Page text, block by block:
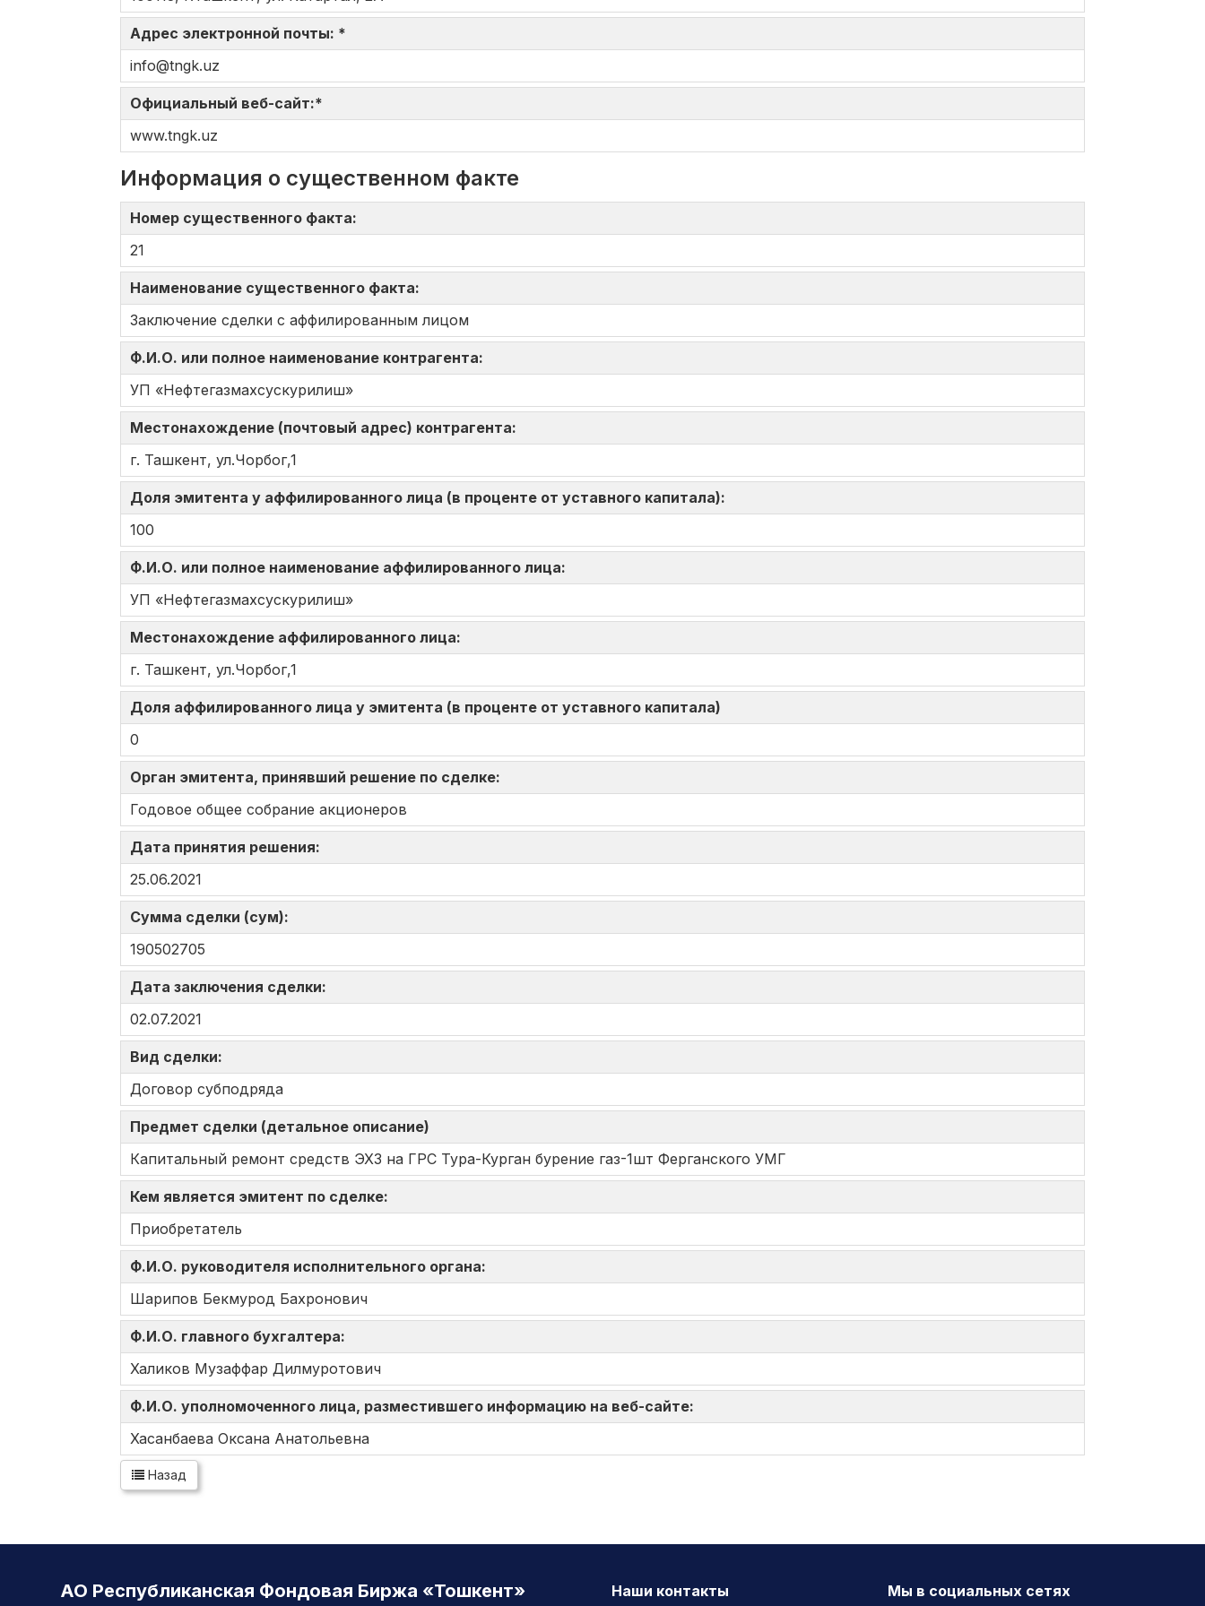
Адрес электронной почты: *
info@tngk.uz
Официальный веб-сайт:*
www.tngk.uz
Информация о существенном факте
Номер существенного факта:
21
Наименование существенного факта:
Заключение сделки с аффилированным лицом
Ф.И.О. или полное наименование контрагента:
УП «Нефтегазмахсускурилиш»
Местонахождение (почтовый адрес) контрагента:
г. Ташкент, ул.Чорбог,1
Доля эмитента у аффилированного лица (в проценте от уставного капитала):
100
Ф.И.О. или полное наименование аффилированного лица:
УП «Нефтегазмахсускурилиш»
Местонахождение аффилированного лица:
г. Ташкент, ул.Чорбог,1
Доля аффилированного лица у эмитента (в проценте от уставного капитала)
0
Орган эмитента, принявший решение по сделке:
Годовое общее собрание акционеров
Дата принятия решения:
25.06.2021
Сумма сделки (сум):
190502705
Дата заключения сделки:
02.07.2021
Вид сделки:
Договор субподряда
Предмет сделки (детальное описание)
Капитальный ремонт средств ЭХЗ на ГРС Тура-Курган бурение газ-1шт Ферганского УМГ
Кем является эмитент по сделке:
Приобретатель
Ф.И.О. руководителя исполнительного органа:
Шарипов Бекмурод Бахронович
Ф.И.О. главного бухгалтера:
Халиков Музаффар Дилмуротович
Ф.И.О. уполномоченного лица, разместившего информацию на веб-сайте:
Хасанбаева Оксана Анатольевна
Назад
АО Республиканская Фондовая Биржа «Тошкент» Наши контакты Мы в социальных сетях